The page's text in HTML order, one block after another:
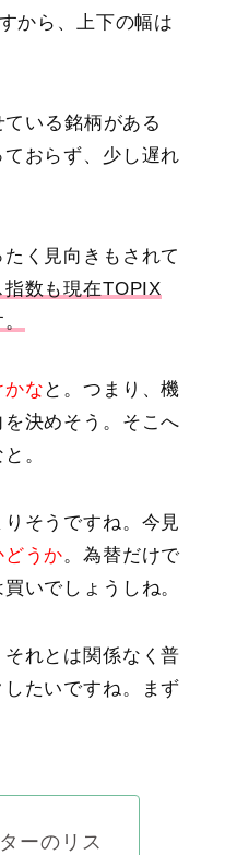
から、上下の幅は
いる銘柄がある
おらず、少し遅れ
く見向きもされて
指数も現在TOPIX
な と。つまり、機
決めそう。そこへ
。
そうですね。今見
うか。為替だけで
いでしょうしね。
れとは関係なく普
たいですね。まず
ーのリス